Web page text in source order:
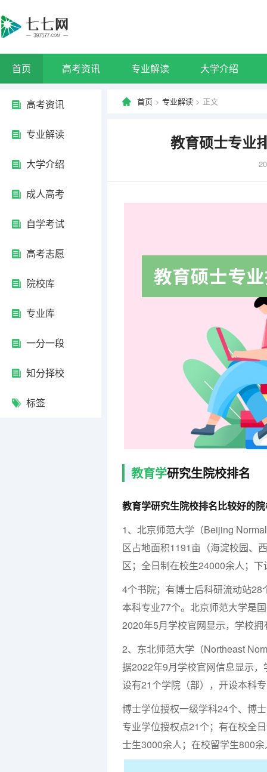
首页 高考资讯 专业解读 大学介绍
高考资讯
专业解读
大学介绍
成人高考
自学考试
高考志愿
院校库
专业库
一分一段
知分择校
标签
首页 > 专业解读 > 正文
教育硕士专业
教育学研究生院校排名
教育学研究生院校排名比较好的
1、北京师范大学（Beijing
区占地面积1191亩（海淀校园、
区；全日制在校生24000余人；
4个书院；有博士后科研流动站
本科专业77个。北京师范大学是
2020年5月学校官网显示，学校
2、东北师范大学（Northeast
据2022年9月学校官网信息显示
设有21个学院（部），开设本科
博士学位授权一级学科24个、博
专业学位授权点21个；有在校全
士生3000余人；在校留学生800